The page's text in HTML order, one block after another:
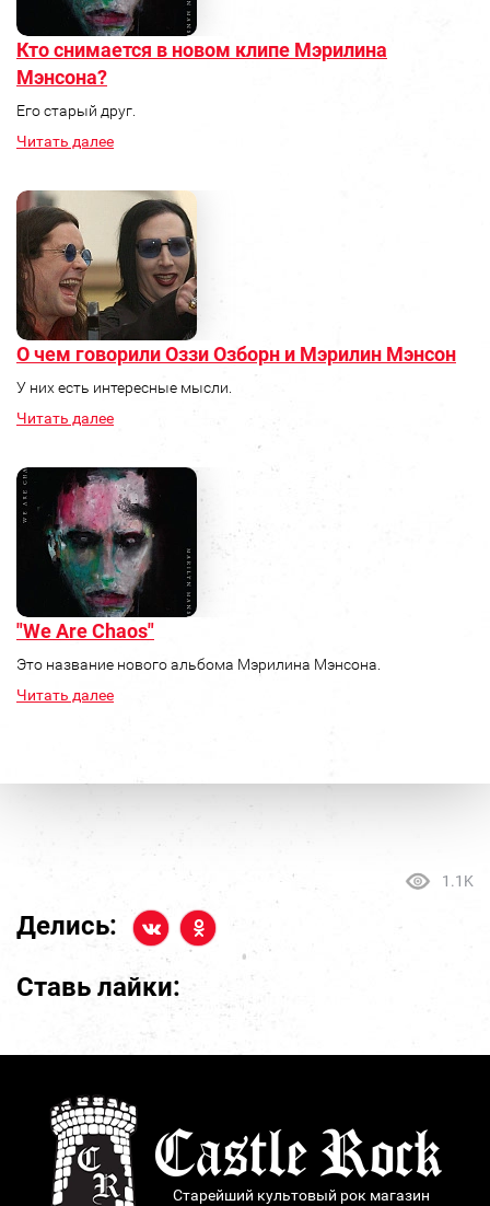
Кто снимается в новом клипе Мэрилина
Мэнсона?
Его старый друг.
Читать далее
О чем говорили Оззи Озборн и Мэрилин Мэнсон
У них есть интересные мысли.
Читать далее
"We Are Chaos"
Это название нового альбома Мэрилина Мэнсона.
Читать далее
1.1K
Делись:
Ставь лайки:
Старейший культовый рок магазин